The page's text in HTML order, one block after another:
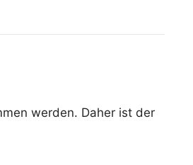
werden. Daher ist der